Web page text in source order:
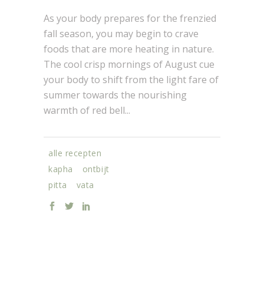
As your body prepares for the frenzied
fall season, you may begin to crave
foods that are more heating in nature.
The cool crisp mornings of August cue
your body to shift from the light fare of
summer towards the nourishing
warmth of red bell...
alle recepten
kapha
ontbijt
pitta
vata